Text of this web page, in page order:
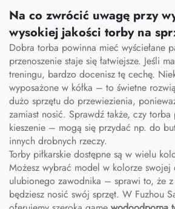
Na co zwrócić uwagę przy
wysokiej jakości torby na
Dobra torba powinna mieć wyściełane
przenoszenie staje się łatwiejsze. Jeśli
treningu, bardzo docenisz tę cechę.
wyposażone w kółka – to świetne
dużo sprzętu do przewiezienia,
zamiast nosić. Sprawdź także, czy
kieszenie – mogą się przydać np. do
innych drobnych rzeczy.
Torby piłkarskie dostępne są w wielu
Możesz wybrać model w kolorze
ulubionego zawodnika – sprawi to, że
będziesz nosić swój sprzęt. W Fuzhou